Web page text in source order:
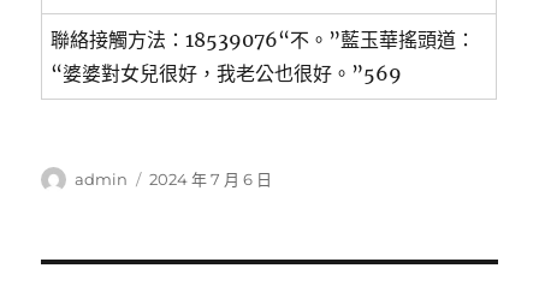
聯絡接觸方法：18539076“不。”藍玉華搖頭道：
“婆婆對女兒很好，我老公也很好。”569
作
admin
發
2024 年 7 月 6 日